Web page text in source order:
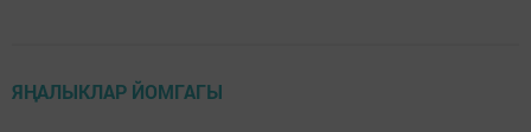
ЯҢАЛЫКЛАР ЙОМГАГЫ